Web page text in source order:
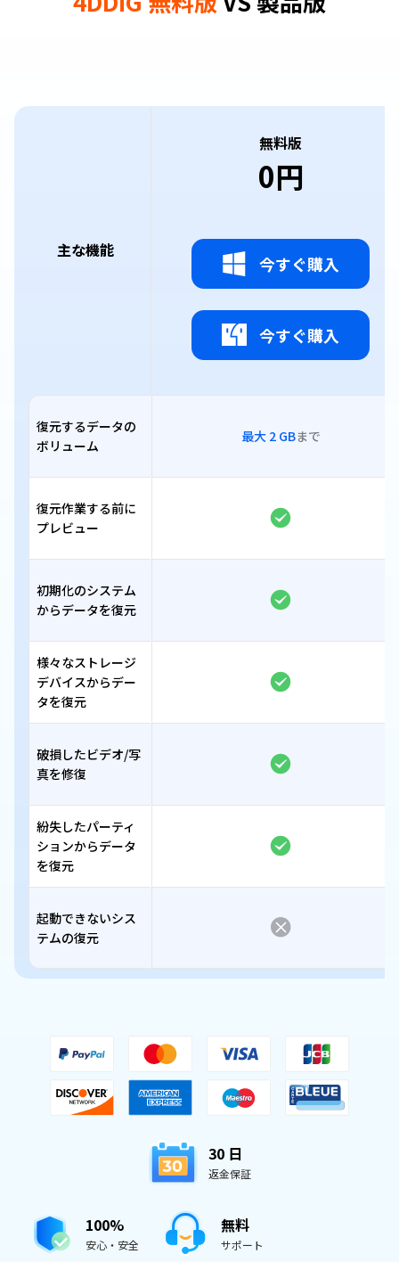
主な機能
復元するデータの
ボリューム
復元作業する前に
プレビュー
初期化のシステム
からデータを復元
様々なストレージ
デバイスからデー
タを復元
破損したビデオ/写
真を修復
紛失したパーティ
ションからデータ
を復元
起動できないシス
テムの復元
無料版
0円
今すぐ購入
今すぐ購入
最大 2 GBまで
30 日
返金保証
100%
安心・安全
無料
サポート